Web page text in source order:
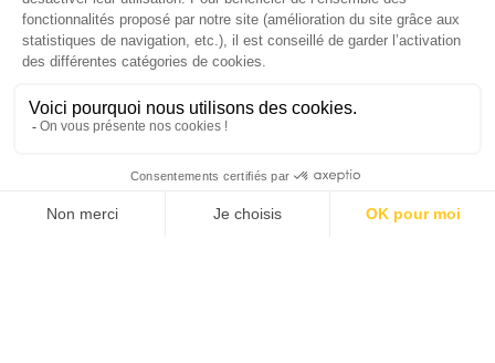
EMEA chez The Adecco Group
J'ACHÈTE LE NUMÉRO
JE M'ABONNE 1 AN - 4 NUM.